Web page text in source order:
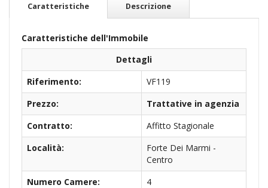
Caratteristiche Descrizione
Caratteristiche dell'Immobile
Dettagli
Riferimento:
VF119
Prezzo:
Trattative in agenzia
Contratto:
Affitto Stagionale
Località:
Forte Dei Marmi -
Centro
Numero Camere:
4